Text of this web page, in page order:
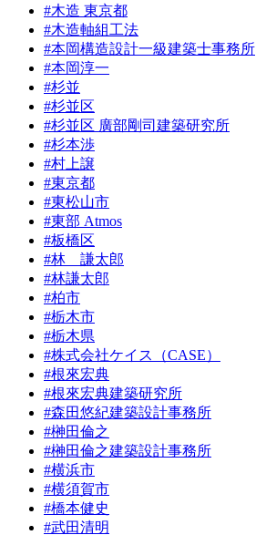
#木造 東京都
#木造軸組工法
#本岡構造設計一級建築士事務所
#本岡淳一
#杉並
#杉並区
#杉並区 廣部剛司建築研究所
#杉本渉
#村上譲
#東京都
#東松山市
#東部 Atmos
#板橋区
#林 謙太郎
#林謙太郎
#柏市
#栃木市
#栃木県
#株式会社ケイス（CASE）
#根來宏典
#根來宏典建築研究所
#森田悠紀建築設計事務所
#榊田倫之
#榊田倫之建築設計事務所
#横浜市
#横須賀市
#橋本健史
#武田清明